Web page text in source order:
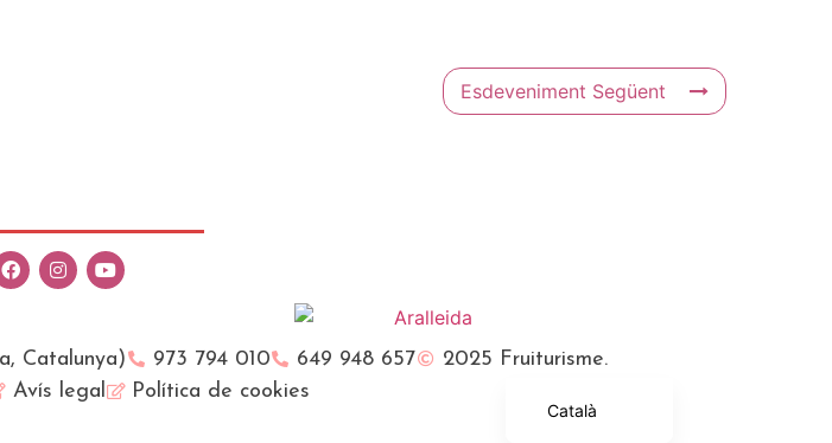
Esdeveniment Següent
Catalunya) 973 794 010 649 948 657
2025 Fruiturisme.
Avís legal Política de cookies
Català
Español